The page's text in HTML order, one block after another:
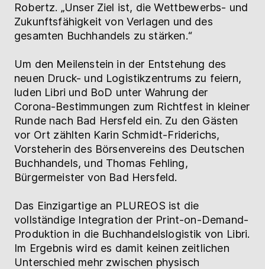
Robertz. „Unser Ziel ist, die Wettbewerbs- und
Zukunftsfähigkeit von Verlagen und des
gesamten Buchhandels zu stärken.“
Um den Meilenstein in der Entstehung des
neuen Druck- und Logistikzentrums zu feiern,
luden Libri und BoD unter Wahrung der
Corona-Bestimmungen zum Richtfest in kleiner
Runde nach Bad Hersfeld ein. Zu den Gästen
vor Ort zählten Karin Schmidt-Friderichs,
Vorsteherin des Börsenvereins des Deutschen
Buchhandels, und Thomas Fehling,
Bürgermeister von Bad Hersfeld.
Das Einzigartige an PLUREOS ist die
vollständige Integration der Print-on-Demand-
Produktion in die Buchhandelslogistik von Libri.
Im Ergebnis wird es damit keinen zeitlichen
Unterschied mehr zwischen physisch